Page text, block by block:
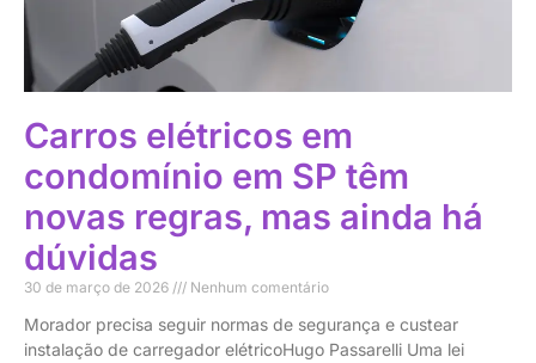
Carros elétricos em
condomínio em SP têm
novas regras, mas ainda há
dúvidas
30 de março de 2026 Nenhum comentário
Morador precisa seguir normas de segurança e custear
instalação de carregador elétricoHugo Passarelli Uma lei